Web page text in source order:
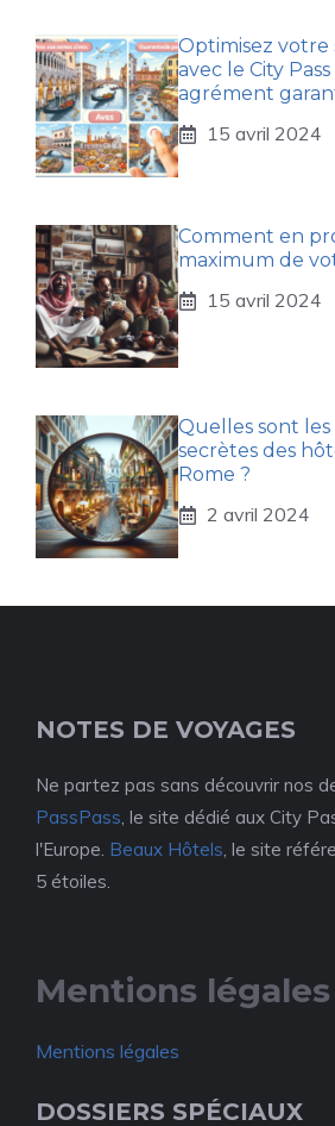
Optimisez votre
avec le City
agrément
15 avril 2024
Comment en
maximum de
15 avril 2024
Quelles sont les
secrètes des
Rome ?
2 avril 2024
NOTES DE VOYAGES
Ne partez pas sans découvrir nos
PassPass, le site dédié aux City
l'Europe. Beaux Hôtels, le site
5 étoiles.
Mentions légales
Mentions légales
DOSSIERS SPÉCIAUX